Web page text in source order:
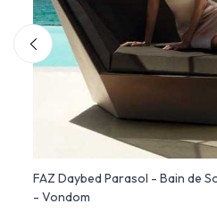
FAZ Daybed Parasol - Bain de
- Vondom